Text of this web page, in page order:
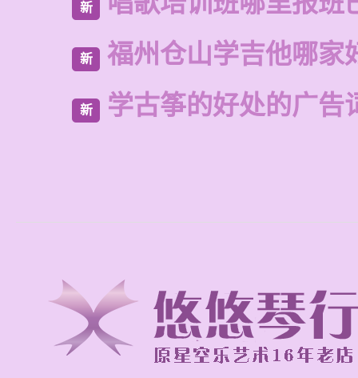
新
新 福州仓山学吉他哪家
新 学古筝的好处的广告